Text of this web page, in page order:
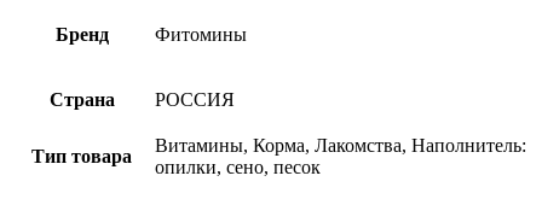
Бренд Фитомины
Страна РОССИЯ
Тип товара
Витамины, Корма, Лакомства, Наполнитель:
опилки, сено, песок